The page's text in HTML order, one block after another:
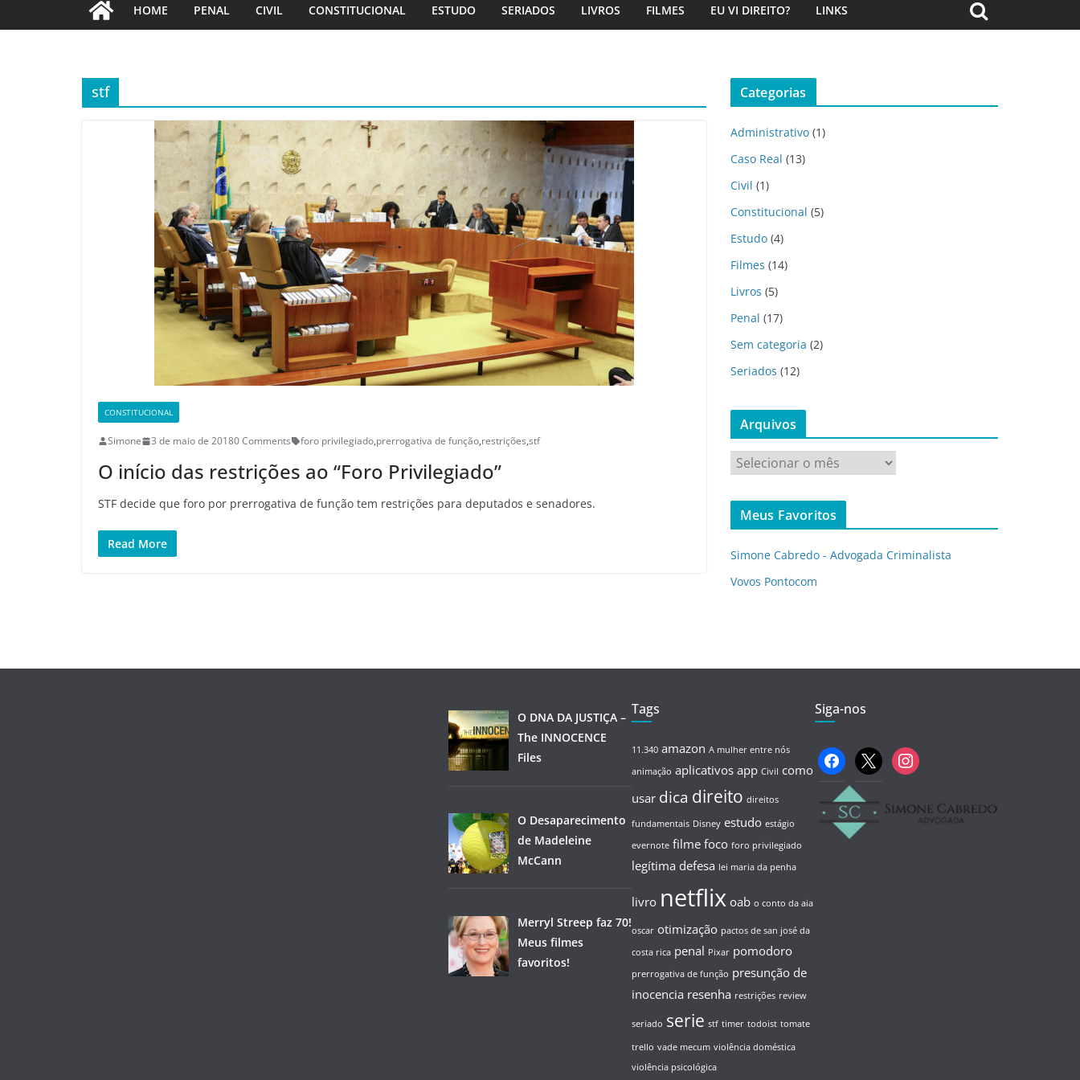
HOME PENAL CIVIL CONSTITUCIONAL ESTUDO SERIADOS LIVROS FILMES EU VI DIREITO? LINKS
stf
CONSTITUCIONAL
Simone 3 de maio de 20180 Comments foro privilegiado,prerrogativa de função,restrições,stf
O início das restrições ao “Foro Privilegiado”
STF decide que foro por prerrogativa de função tem restrições para deputados e senadores.
Read More
Categorias
Administrativo (1)
Caso Real (13)
Civil (1)
Constitucional (5)
Estudo (4)
Filmes (14)
Livros (5)
Penal (17)
Sem categoria (2)
Seriados (12)
Arquivos
r
q
v
o
Meus Favoritos
Simone Cabredo - Advogada Criminalista
Vovos Pontocom
O DNA DA JUSTIÇA –
The INNOCENCE
Files
O Desaparecimento
de Madeleine
McCann
Merryl Streep faz 70!
Meus filmes
favoritos!
Tags
11.340 amazon A mulher entre nós
animação aplicativosapp Civil como
usar dica direito direitos
fundamentais Disney estudo estágio
evernote filmefoco foro privilegiado
legítima defesa lei maria da penha
livro netflixoab o conto da aia
oscar otimização pactos de san josé da
costa rica penal Pixar pomodoro
prerrogativa de função presunção de
inocencia resenha restrições review
seriado serie stf timer todoist tomate
trello vade mecum violência doméstica
violência psicológica
Siga-nos
facebook
x instagram